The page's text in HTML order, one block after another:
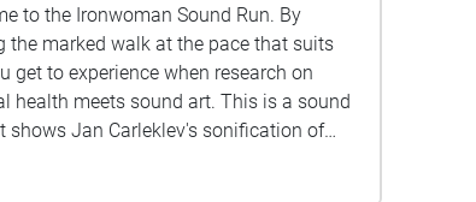
to the Ironwoman Sound Run. By
the marked walk at the pace that suits
get to experience when research on
health meets sound art. This is a sound
shows Jan Carleklev's sonification of
Professor Patrick Bergma's research